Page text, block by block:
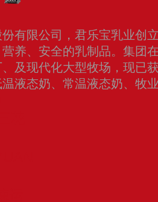
有限公司，君乐宝乳业创
养、安全的乳制品。集团
及现代化大型牧场，现已
液态奶、常温液态奶、牧